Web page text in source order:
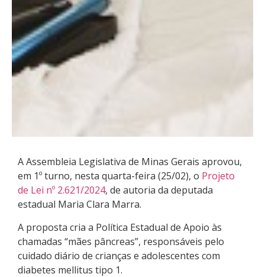
A Assembleia Legislativa de Minas Gerais aprovou,
em 1º turno, nesta quarta-feira (25/02), o Projeto
de Lei nº 2.621/2024, de autoria da deputada
estadual Maria Clara Marra.
A proposta cria a Política Estadual de Apoio às
chamadas “mães pâncreas”, responsáveis pelo
cuidado diário de crianças e adolescentes com
diabetes mellitus tipo 1.